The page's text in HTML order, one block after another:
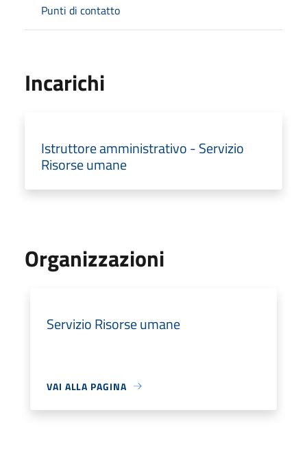
Punti di contatto
Incarichi
Istruttore amministrativo - Servizio
Risorse umane
Organizzazioni
Servizio Risorse umane
VAI ALLA PAGINA